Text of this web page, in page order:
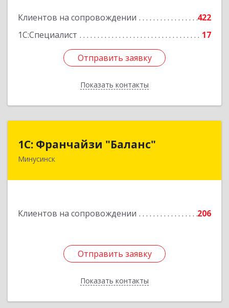
Клиентов на сопровождении
422
1С:Специалист
17
Отправить заявку
Показать контакты
Отправить заявку
Назад
1С: Франчайзи "Баланс"
Минусинск
Клиентов на сопровождении 206
Отправить заявку
Показать контакты
1С: Франчайзи "Баланс"
662610, Красноярский край, Минусинск г,
Отправить заявку
Назад